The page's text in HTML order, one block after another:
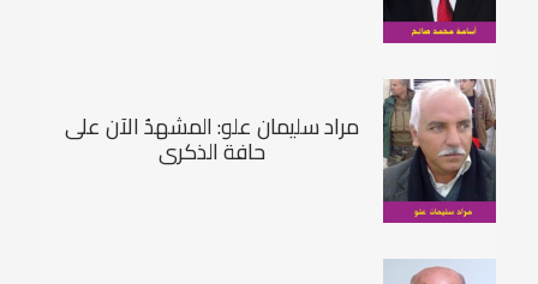
مراد سليمان علو: المشهدُ الآن على
حافة الذكرى